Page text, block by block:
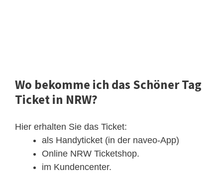
Wo bekomme ich das Schöner Tag
Ticket in NRW?
Hier erhalten Sie das Ticket:
als Handyticket (in der naveo-App)
Online NRW Ticketshop.
im Kundencenter.